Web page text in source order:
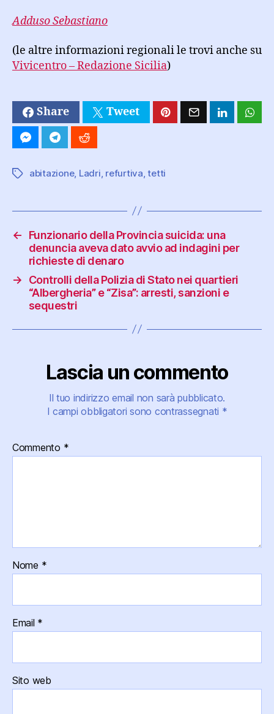
Adduso Sebastiano
(le altre informazioni regionali le trovi anche su
Vivicentro – Redazione Sicilia)
Share Tweet
Tag abitazione, Ladri refurtiva ,tetti
←
Funzionario della Provincia suicida: una
denuncia aveva dato avvio ad indagini per
richieste di denaro
→
Controlli della Polizia di Stato nei quartieri
“Albergheria” e “Zisa”: arresti, sanzioni e
sequestri
Lascia un commento
Il tuo indirizzo email non sarà pubblicato.
I campi obbligatori sono contrassegnati *
Commento *
Nome *
Email *
Sito web